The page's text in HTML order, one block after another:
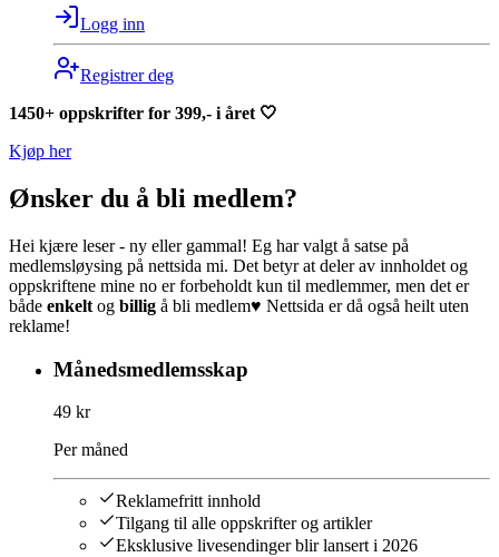
Logg inn
Registrer deg
1450+ oppskrifter for 399,- i året 🤍
Kjøp her
Ønsker du å bli medlem?
Hei kjære leser - ny eller gammal! Eg har valgt å satse på
medlemsløysing på nettsida mi. Det betyr at deler av innholdet og
oppskriftene mine no er forbeholdt kun til medlemmer, men det er
både enkelt og billig å bli medlem♥︎ Nettsida er då også heilt uten
reklame!
Månedsmedlemsskap
49 kr
Per måned
Reklamefritt innhold
Tilgang til alle oppskrifter og artikler
Eksklusive livesendinger blir lansert i 2026